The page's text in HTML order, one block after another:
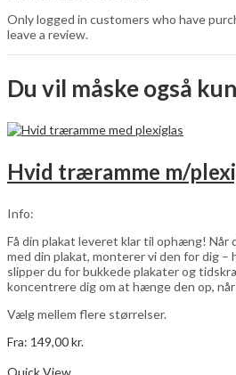
Only logged in customers who have
leave a review.
Du vil måske også
Info:
Få din plakat leveret klar til ophæng! Når
med din plakat, monterer vi den for dig –
slipper du for bukkede plakater og
koncentrere dig om at hænge den op,
Vælg mellem flere størrelser.
Fra: 149,00kr.
Quick View